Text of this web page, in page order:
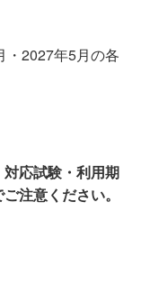
・2027年5月の各
応試験・利用期
注意ください。